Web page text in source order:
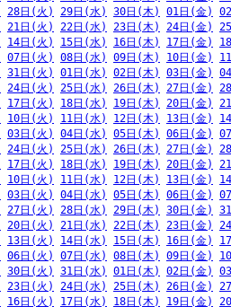
28日(火) 29日(水) 30日(木) 01日(金)
21日(火) 22日(水) 23日(木) 24日(金)
14日(火) 15日(水) 16日(木) 17日(金)
07日(火) 08日(水) 09日(木) 10日(金)
31日(火) 01日(水) 02日(木) 03日(金)
24日(火) 25日(水) 26日(木) 27日(金)
17日(火) 18日(水) 19日(木) 20日(金)
10日(火) 11日(水) 12日(木) 13日(金)
03日(火) 04日(水) 05日(木) 06日(金)
24日(火) 25日(水) 26日(木) 27日(金)
17日(火) 18日(水) 19日(木) 20日(金)
10日(火) 11日(水) 12日(木) 13日(金)
03日(火) 04日(水) 05日(木) 06日(金)
27日(火) 28日(水) 29日(木) 30日(金)
20日(火) 21日(水) 22日(木) 23日(金)
13日(火) 14日(水) 15日(木) 16日(金)
06日(火) 07日(水) 08日(木) 09日(金)
30日(火) 31日(水) 01日(木) 02日(金)
23日(火) 24日(水) 25日(木) 26日(金)
16日(火) 17日(水) 18日(木) 19日(金)